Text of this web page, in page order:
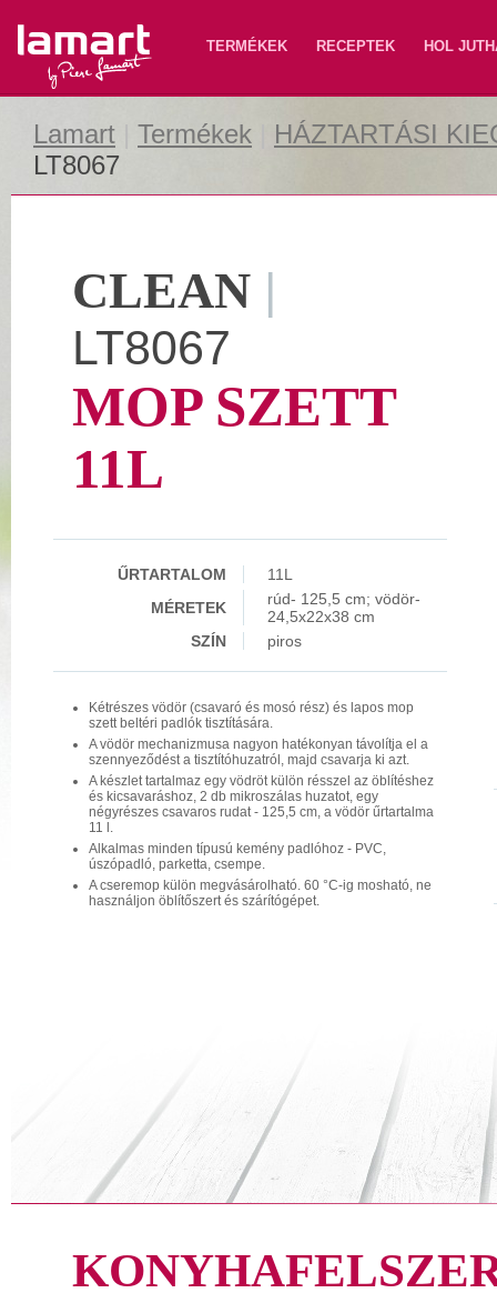
Lamart TERMÉKEK RECEPTEK HOL
Lamart Termékek
HÁZTARTÁSI
LT8067
CLEAN |
LT8067
MOP SZETT
11L
ŰRTARTALOM
11L
MÉRETEK
rúd- 125,5 cm; vödör-
24,5x22x38 cm
SZÍN
piros
Kétrészes vödör (csavaró és mosó rész) és lapos mop
szett beltéri padlók tisztítására.
A vödör mechanizmusa nagyon hatékonyan távolítja el a
szennyeződést a tisztítóhuzatról, majd csavarja ki azt.
A készlet tartalmaz egy vödröt külön résszel az öblítéshez
és kicsavaráshoz, 2 db mikroszálas huzatot, egy
négyrészes csavaros rudat - 125,5 cm, a vödör űrtartalma
11 l.
Alkalmas minden típusú kemény padlóhoz - PVC,
úszópadló, parketta, csempe.
A cseremop külön megvásárolható. 60 °C-ig mosható, ne
használjon öblítőszert és szárítógépet.